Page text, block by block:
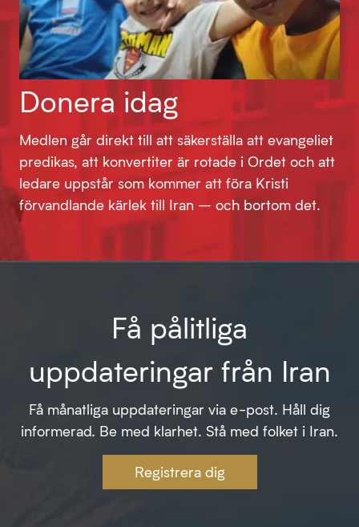
Donera idag
Medlen går direkt till att säkerställa att evangeliet
predikas, att konvertiter är rotade i Ordet och att
ledare uppstår som kommer att föra Kristi
förvandlande kärlek till Iran – och bortom det.
Få pålitliga
uppdateringar från Iran
Få månatliga uppdateringar via e-post. Håll dig
informerad. Be med klarhet. Stå med folket i Iran.
Registrera dig